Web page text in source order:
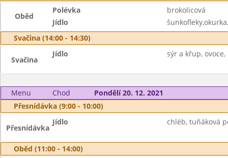
Oběd
Polévka
brokolicová
Jídlo
Svačina (14:00 - 14:30)
Svačina
Jídlo sýr a křup, ovoce,
Menu Chod
Pondělí 20. 12. 2021
Přesnídávka (9:00 - 10:00)
Přesnídávka
Jídlo chléb, tuňáková
Oběd (11:00 - 14:00)